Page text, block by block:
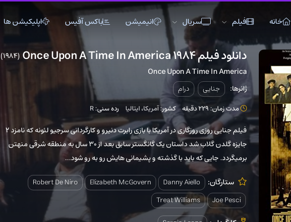
فیلم
اکشن انیمیشن
تاریخی
خانوادگی
دلهره آور
فانتزی کمدی
ماجراجویی
مستند
موزیک
ورزشی
وسترن
سریال
اکشن
جنگی
دلهره آور
فانتزی
ماجراجویی
موزیک
ورزشی
انیمیشن باکس آفیس اپلیکیشن ها
دانلود فیلم Once Upon A Time In America 1984 (1984)
Once Upon A Time In America
ژانرها: جنایی درام
مدت زمان: 229 دقیقه کشور:آمریکا،ایتالیا رده سنی:R
فیلم جنایی روزی روزگاری در آمریکا با بازی رابرت دنیرو و کارگردانی سرجیو لئونه که نامزد 2
جایزه گلدن گلاب شد داستان یک گانگستر سابق بعد از 30 سال به منطقه شرقی منهتن
برمیگردد. جایی که باید با گذشته و پشیمانی هایش رو به رو شود...
ستارگان: Danny Aiello
Elizabeth McGovern
Robert De Niro
Joe Pesci
Treat Williams